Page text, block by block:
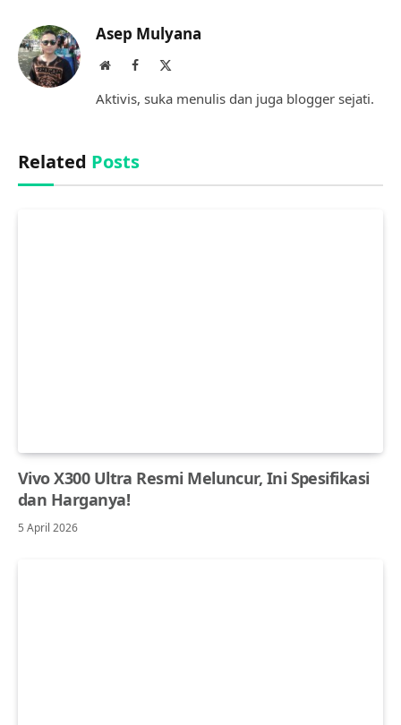
Asep Mulyana
WebsiteFacebook
Aktivis, suka menulis dan juga blogger sejati.
Related Posts
Vivo X300 Ultra Resmi Meluncur, Ini Spesifikasi
dan Harganya!
5 April 2026